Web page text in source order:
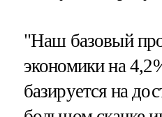
"Наш базовый
экономики на
базируется на